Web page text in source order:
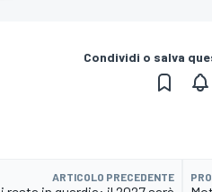
Condividi o salva
ARTICOLO PRECEDENTE